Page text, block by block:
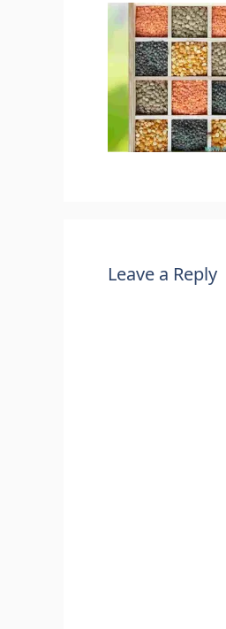
Leave a Reply